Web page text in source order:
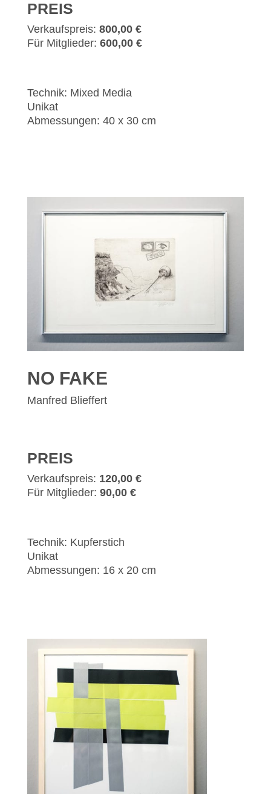
PREIS
Verkaufspreis: 800,00 €
Für Mitglieder: 600,00 €
Technik: Mixed Media
Unikat
Abmessungen: 40 x 30 cm
NO FAKE
Manfred Blieffert
PREIS
Verkaufspreis: 120,00 €
Für Mitglieder: 90,00 €
Technik: Kupferstich
Unikat
Abmessungen: 16 x 20 cm